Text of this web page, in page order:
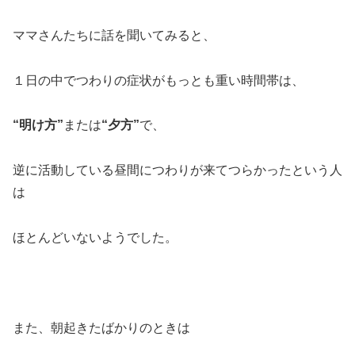
ママさんたちに話を聞いてみると、
１日の中でつわりの症状がもっとも重い時間帯は、
“明け方” または“夕方”で、
逆に活動している昼間につわりが来てつらかったという人
は
ほとんどいないようでした。
また、朝起きたばかりのときは